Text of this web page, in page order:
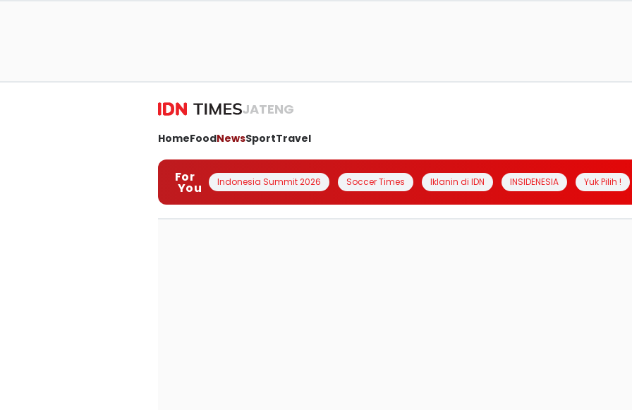
JATENG
HomeFoodNewsSportTravel
For
You Indonesia Summit 2026 Soccer Times Iklanin di IDN INSIDENESIA Yuk Pilih !